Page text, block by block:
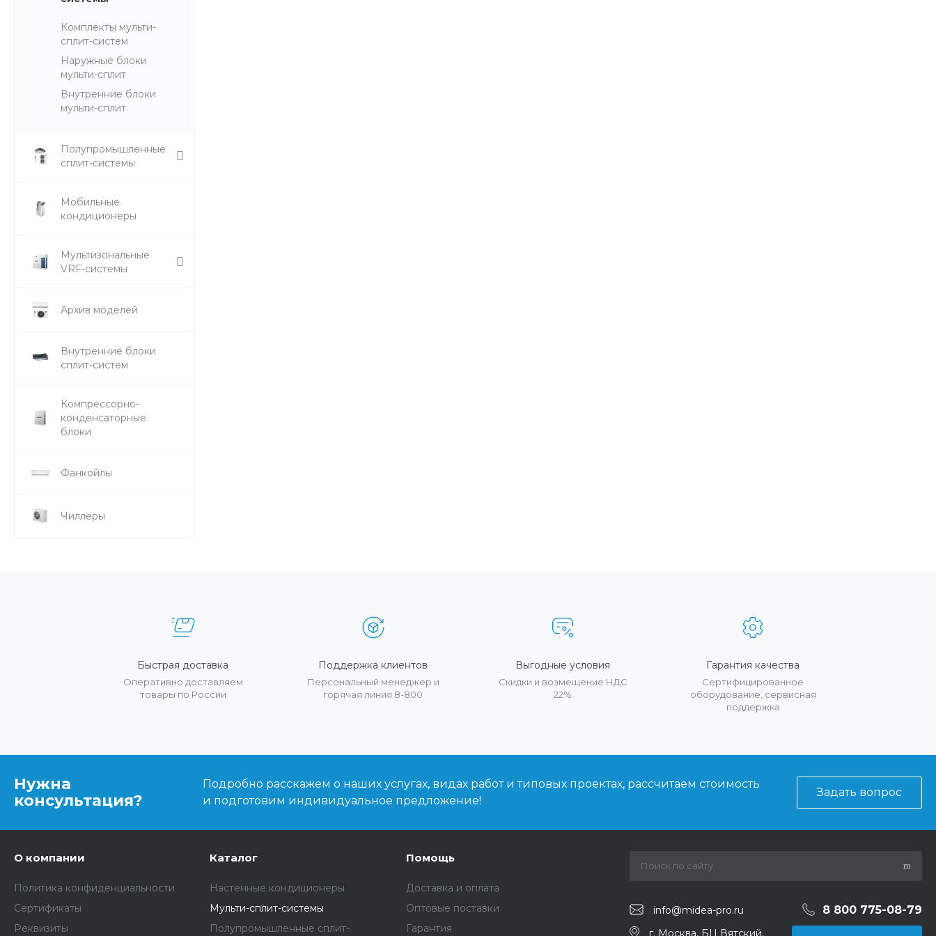
Комплекты мульти-
сплит-систем
Наружные блоки
мульти-сплит
Внутренние блоки
мульти-сплит
Полупромышленные
сплит-системы
Мобильные
кондиционеры
Мультизональные
VRF-системы
Архив моделей
Внутренние блоки
сплит-систем
Компрессорно-
конденсаторные
блоки
Фанкойлы
Чиллеры
Быстрая доставка
Оперативно доставляем
товары по России
Поддержка клиентов
Персональный менеджер и
горячая линия 8-800
Выгодные условия
Скидки и возмещение НДС
22%
Гарантия качества
Сертифицированное
оборудование, сервисная
поддержка
Нужна
консультация?
Подробно расскажем о наших услугах, видах работ и типовых проектах, рассчитаем стоимость
и подготовим индивидуальное предложение!
Задать вопрос
О компании
Политика конфиденциальности
Сертификаты
Реквизиты
Каталог
Настенные кондиционеры
Мульти-сплит-системы
Полупромышленные сплит-
Помощь
Доставка и оплата
Оптовые поставки
Гарантия
info@midea-pro.ru 8 800 775-08-79
г. Москва, БЦ Вятский,